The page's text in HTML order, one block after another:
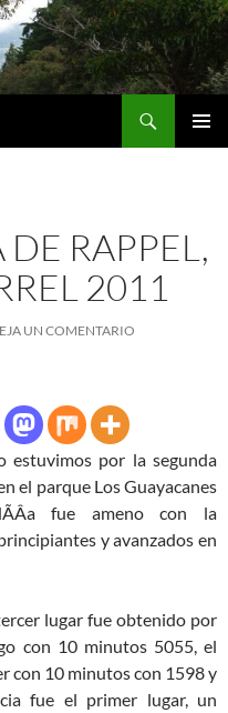
RAPPEL,
2011
UN COMENTARIO
estuvimos por la segunda
el parque Los Guayacanes
fue ameno con la
y avanzados en
lugar fue obtenido por
con 10 minutos 5055, el
con 10 minutos con 1598 y
fue el primer lugar, un